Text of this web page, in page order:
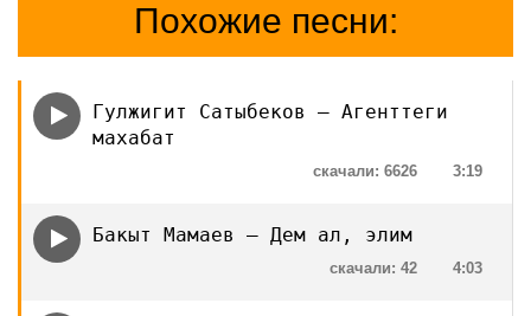
Похожие песни:
Гулжигит Сатыбеков — Агенттеги
махабат
3:19
скачали: 6626
Бакыт Мамаев — Дем ал, элим
4:03
скачали: 42